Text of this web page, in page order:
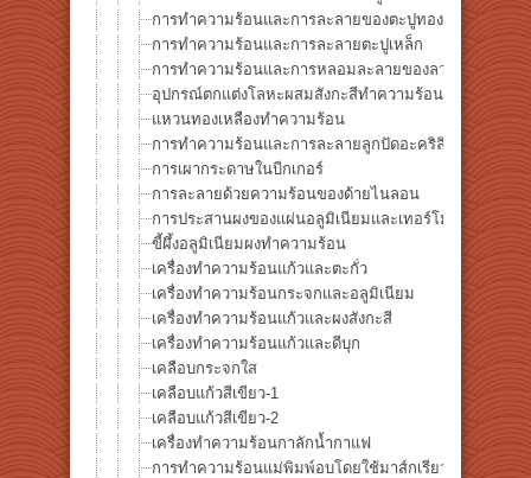
การทำความร้อนและการละลายของตะปูทองแดง
การทำความร้อนและการละลายตะปูเหล็ก
การทำความร้อนและการหลอมละลายของลวดทองแดง
อุปกรณ์ตกแต่งโลหะผสมสังกะสีทำความร้อน
แหวนทองเหลืองทำความร้อน
การทำความร้อนและการละลายลูกปัดอะคริลิก
การเผากระดาษในบีกเกอร์
การละลายด้วยความร้อนของด้ายไนลอน
การประสานผงของแผ่นอลูมิเนียมและเทอร์โมคัปเปิล
ขี้ผึ้งอลูมิเนียมผงทำความร้อน
เครื่องทำความร้อนแก้วและตะกั่ว
เครื่องทำความร้อนกระจกและอลูมิเนียม
เครื่องทำความร้อนแก้วและผงสังกะสี
เครื่องทำความร้อนแก้วและดีบุก
เคลือบกระจกใส
เคลือบแก้วสีเขียว-1
เคลือบแก้วสีเขียว-2
เครื่องทำความร้อนกาลักน้ำกาแฟ
การทำความร้อนแม่พิมพ์อบโดยใช้มาส์กเรียว